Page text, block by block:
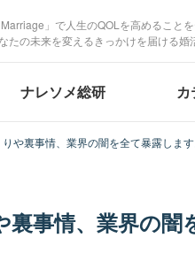
Marriage」で人生のQOLを高めることを
たの未来を変えるきっかけを届ける婚
ナレソメ総研 カ
や裏事情、業界の闇を全て暴露します
事情、業界の闇